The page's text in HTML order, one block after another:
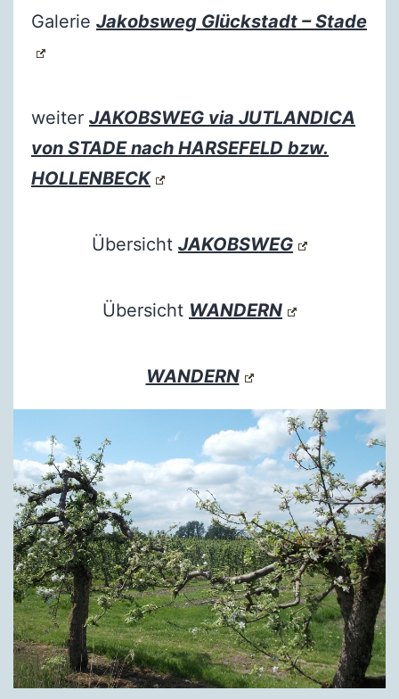
Galerie Jakobsweg Glückstadt – Stade
weiter JAKOBSWEG via JUTLANDICA
von STADE nach HARSEFELD bzw.
HOLLENBECK
Übersicht JAKOBSWEG
Übersicht WANDERN
WANDERN